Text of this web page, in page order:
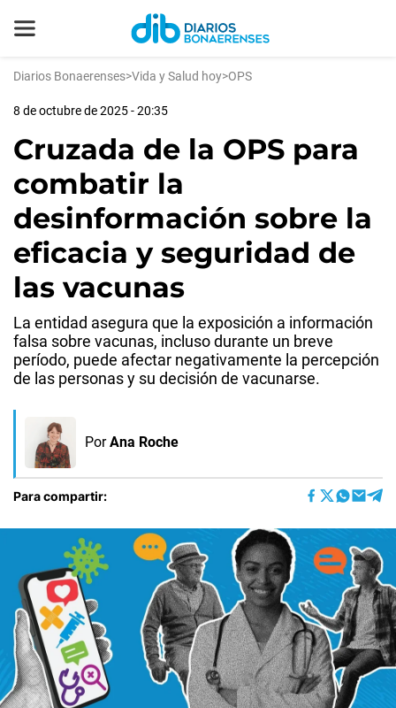
Diarios Bonaerenses>Vida y Salud hoy>OPS
8 de octubre de 2025 - 20:35
Cruzada de la OPS para
combatir la
desinformación sobre la
eficacia y seguridad de
las vacunas
La entidad asegura que la exposición a información
falsa sobre vacunas, incluso durante un breve
período, puede afectar negativamente la percepción
de las personas y su decisión de vacunarse.
Por Ana Roche
Para compartir: